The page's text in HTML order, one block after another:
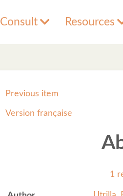
Consult Resources
Previous item
Version française
1